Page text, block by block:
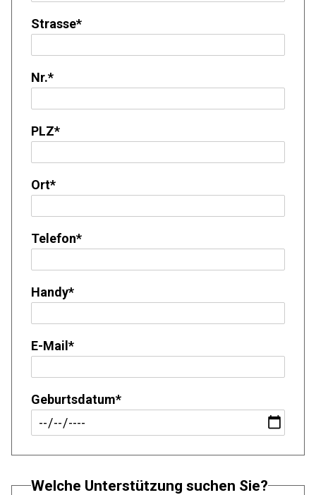
Strasse*
Nr.*
PLZ*
Ort*
Telefon*
Handy*
E-Mail *
Geburtsdatum*
Welche Unterstützung suchen Sie?